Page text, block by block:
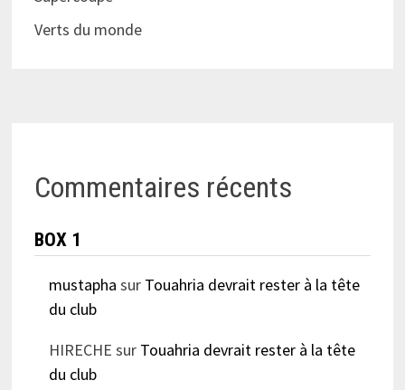
Verts du monde
Commentaires récents
BOX 1
mustapha sur Touahria devrait rester à la tête
du club
HIRECHE sur Touahria devrait rester à la tête
du club